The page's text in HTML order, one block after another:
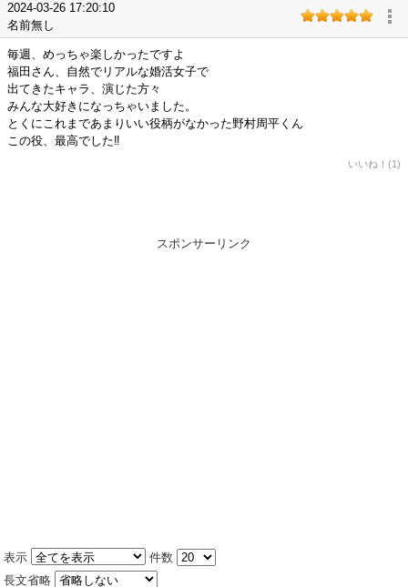
2024-03-26 17:20:10
名前無し
毎週、めっちゃ楽しかったですよ
福田さん、自然でリアルな婚活女子で
出てきたキャラ、演じた方々
みんな大好きになっちゃいました。
とくにこれまであまりいい役柄がなかった野村周平くん
この役、最高でした‼️
いいね！(1)
スポンサーリンク
表示
件数
長文省略